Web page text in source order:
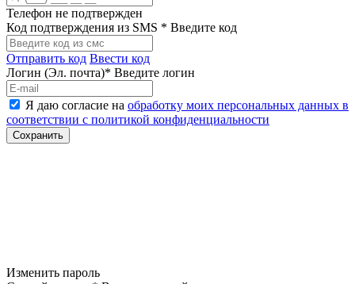
Телефон не подтвержден
Код подтверждения из SMS * Введите код
Отправить код Ввести код
Логин (Эл. почта)* Введите логин
Я даю согласие на обработку моих персональных данных в
соответствии с политикой конфиденциальности
Изменить пароль